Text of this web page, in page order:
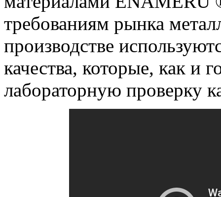
требованиям рынка
производстве
качества, которые, как и
лабораторную проверку